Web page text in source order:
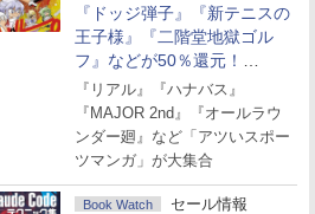
『ドッジ弾子』『新テニスの
王子様』『二階堂地獄ゴル
フ』などが50％還元！
Amazonマンガ週末セール
『リアル』『ハナバス』
『MAJOR 2nd』『オールラウ
ンダー廻』など「アツいスポー
ツマンガ」が大集合
Book Watch セール情報